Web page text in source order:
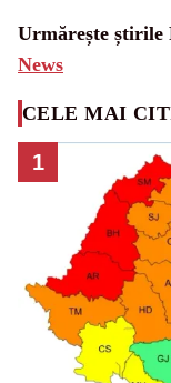
Urmărește știrile
News
CELE MAI
1